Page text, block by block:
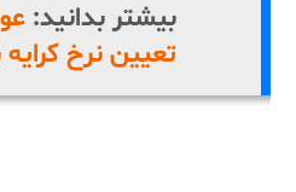
بیشتر بدانید:
تعیین نرخ کرایه